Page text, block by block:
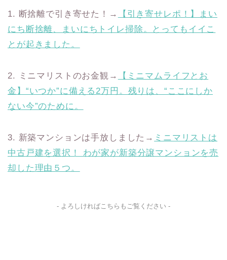
1. 断捨離で引き寄せた！→
【引き寄せレポ！】まい
にち断捨離、まいにちトイレ掃除。とってもイイこ
とが起きました。
2. ミニマリストのお金観→
【ミニマムライフとお
金】“いつか”に備える2万円。残りは、“ここにしか
ない今”のために。
3. 新築マンションは手放しました→ ミニマリストは
中古戸建を選択！ わが家が新築分譲マンションを売
却した理由５つ。
- よろしければこちらもご覧ください -